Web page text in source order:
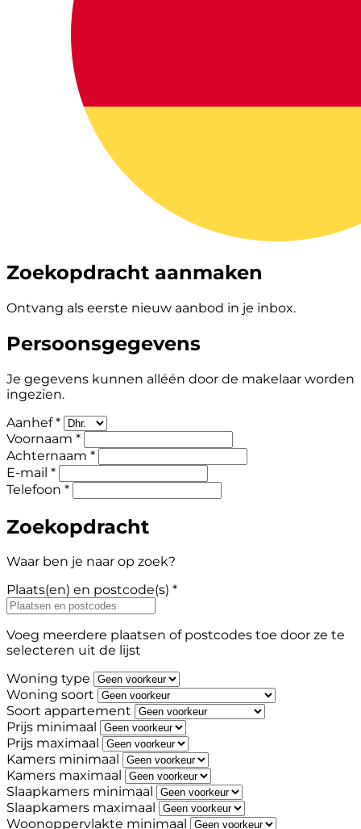
Zoekopdracht aanmaken
Ontvang als eerste nieuw aanbod in je inbox.
Persoonsgegevens
Je gegevens kunnen alléén door de makelaar worden
ingezien.
Aanhef *
Voornaam *
Achternaam *
E-mail *
Telefoon *
Zoekopdracht
Waar ben je naar op zoek?
Plaats(en) en postcode(s) *
Voeg meerdere plaatsen of postcodes toe door ze te
selecteren uit de lijst
Woning type
Woning soort
Soort appartement
Prijs minimaal
Prijs maximaal
Kamers minimaal
Kamers maximaal
Slaapkamers minimaal
Slaapkamers maximaal
Woonoppervlakte minimaal